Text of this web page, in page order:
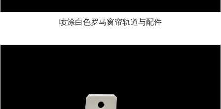
喷涂白色罗马窗帘轨道与配件